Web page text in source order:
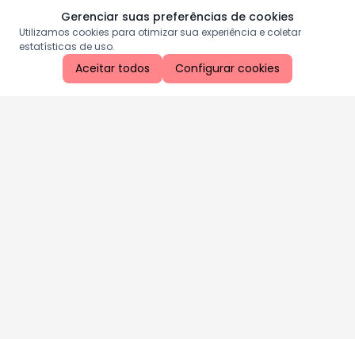
Gerenciar suas preferências de cookies
Utilizamos cookies para otimizar sua experiência e coletar
estatísticas de uso.
Aceitar todos Configurar cookies